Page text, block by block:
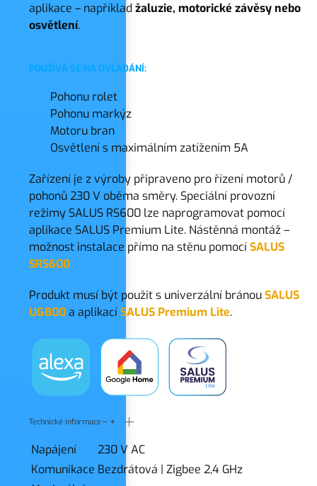
aplikace – napříkladžaluzie, motorické závěsy nebo
osvětlení.
POUŽÍVÁ SE NA OVLÁDÁNÍ:
Pohonu rolet
Pohonu markýz
Motoru bran
Osvětlení s maximálním zatížením 5A
Zařízení je z výroby připraveno pro řízení motorů /
pohonů 230 V oběma směry. Speciální provozní
režimy SALUS RS600 lze naprogramovat pomocí
aplikace SALUS Premium Lite. Nástěnná montáž –
možnost instalace přímo na stěnu pomocíSALUS
SRS600
Produkt musí být použit s univerzální bránouSALUS
UG800a aplikacíSALUS Premium Lite.
Technické informace
Napájení
230 V AC
Komunikace Bezdrátová | Zigbee 2,4 GHz